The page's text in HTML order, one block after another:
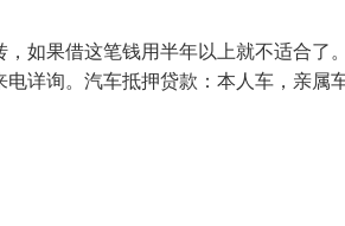
如果借这笔钱用半年以上就不适合了
详询。汽车抵押贷款：本人车，亲属